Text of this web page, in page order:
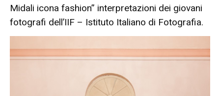
Midali icona fashion” interpretazioni dei giovani
fotografi dell’IIF – Istituto Italiano di Fotografia.